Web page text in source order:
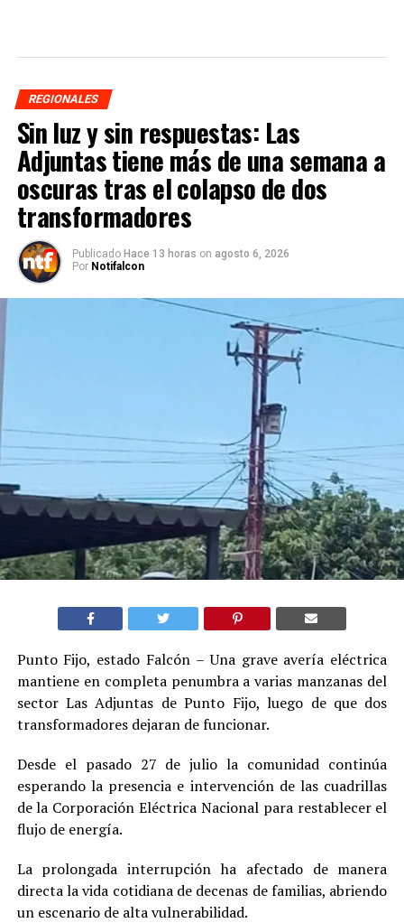
REGIONALES
Sin luz y sin respuestas: Las
Adjuntas tiene más de una semana a
oscuras tras el colapso de dos
transformadores
Publicado Hace 13 horas on agosto 6, 2026
Por Notifalcon
Punto Fijo, estado Falcón – Una grave avería eléctrica
mantiene en completa penumbra a varias manzanas del
sector Las Adjuntas de Punto Fijo, luego de que dos
transformadores dejaran de funcionar.
Desde el pasado 27 de julio la comunidad continúa
esperando la presencia e intervención de las cuadrillas
de la Corporación Eléctrica Nacional para restablecer el
flujo de energía.
La prolongada interrupción ha afectado de manera
directa la vida cotidiana de decenas de familias, abriendo
un escenario de alta vulnerabilidad.